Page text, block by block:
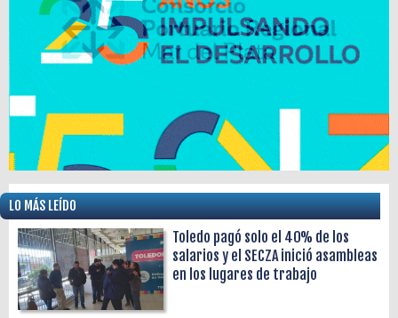
LO MÁS LEÍDO
Toledo pagó solo el 40% de los
salarios y el SECZA inició asambleas
en los lugares de trabajo